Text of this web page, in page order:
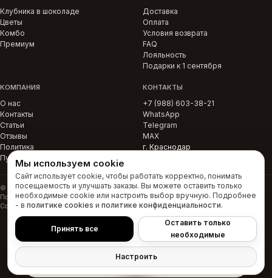
Клубника в шоколаде
Цветы
Комбо
Премиум
Доставка
Оплата
Условия возврата
FAQ
Лояльность
Подарки к 1 сентября
КОМПАНИЯ
О нас
Контакты
Статьи
Отзывы
Политика
Публичная оферта
КОНТАКТЫ
+7 (988) 603-38-21
WhatsApp
Telegram
MAX
г. Краснодар
© 2026 ИП Рашевская Р.С. · ИНН 234810526700 · Краснодар
Политика конфиденциальности Политика cookies Публичная офертаУсловия возврата
Согласие на рекламную рассылкуПользовательское соглашение
Мы используем cookie
Сайт использует cookie, чтобы работать корректно, понимать
посещаемость и улучшать заказы. Вы можете оставить только
необходимые cookie или настроить выбор вручную. Подробнее
- в политике cookies и политике конфиденциальности.
Принять все
Оставить только
необходимые
Настроить